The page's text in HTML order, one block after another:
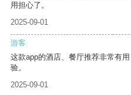
用担心了。
2025-09-01
游客
这款app的酒店、餐厅推荐非常有
验。
2025-09-01